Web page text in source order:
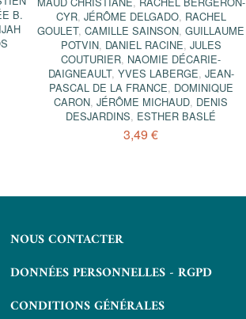
B.
CYR, JÉRÔME DELGADO, RACHEL
GOULET, CAMILLE SAINSON, GUILLAUME
POTVIN, DANIEL RACINE, JULES
COUTURIER, NAOMIE DÉCARIE-
DAIGNEAULT, YVES LABERGE, JEAN-
PASCAL DE LA FRANCE, DOMINIQUE
CARON, JÉRÔME MICHAUD, DENIS
DESJARDINS, ESTHER BASLÉ
3,49 €
NOUS CONTACTER
DONNÉES PERSONNELLES - RGPD
CONDITIONS GÉNÉRALES